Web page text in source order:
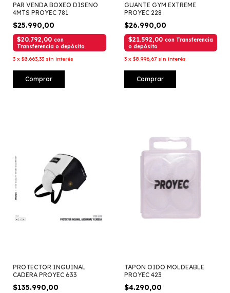
PAR VENDA BOXEO DISENO
4MTS PROYEC 781
$25.990,00
$20.792,00 con
Transferencia o depósito
3 x $8.663,33 sin interés
Comprar
GUANTE GYM EXTREME
PROYEC 228
$26.990,00
$21.592,00 con Transferencia
o depósito
3 x $8.996,67 sin interés
Comprar
PROTECTOR INGUINAL
CADERA PROYEC 633
$135.990,00
TAPON OIDO MOLDEABLE
PROYEC 423
$4.290,00